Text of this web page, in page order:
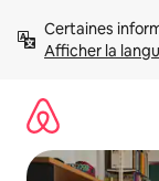
directement
Afficher la